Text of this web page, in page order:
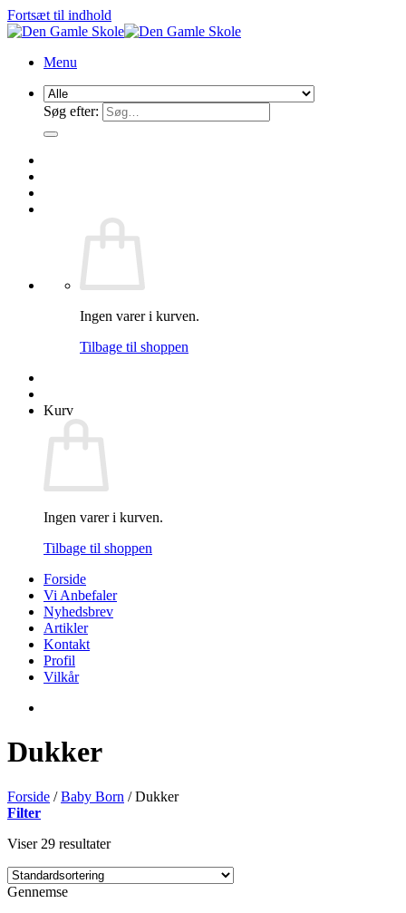
Fortsæt til indhold
Menu
Søg efter:
Ingen varer i kurven.
Tilbage til shoppen
Kurv
Ingen varer i kurven.
Tilbage til shoppen
Forside
Vi Anbefaler
Nyhedsbrev
Artikler
Kontakt
Profil
Vilkår
Dukker
Forside / Baby Born /Dukker
Filter
Viser 29 resultater
Gennemse